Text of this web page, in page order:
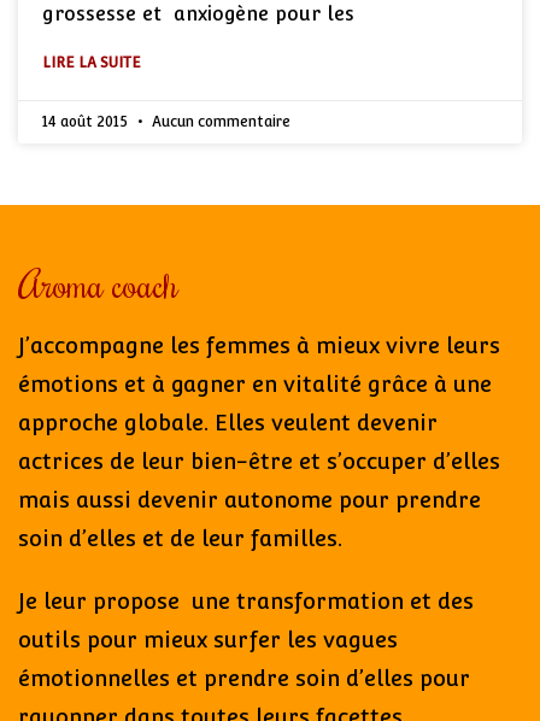
grossesse et anxiogène pour les
LIRE LA SUITE
14 août 2015 Aucun commentaire
Aroma coach
J’accompagne les femmes à mieux vivre leurs
émotions et à gagner en vitalité grâce à une
approche globale. Elles veulent devenir
actrices de leur bien-être et s’occuper d’elles
mais aussi devenir autonome pour prendre
soin d’elles et de leur familles.
Je leur propose une transformation et des
outils pour mieux surfer les vagues
émotionnelles et prendre soin d’elles pour